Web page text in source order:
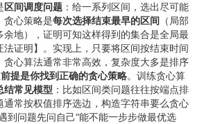
区间调度问题 ：给一系列区间，选出尽可能
贪心策略是每次选择结束最早的区间 （局部
余地），证明可知这样得到的集合是全局最
法证明】。实现上，只要将区间按结束时间
贪心算法通常非常高效，复杂度大多是排序
前提是你找到正确的贪心策略。训练贪心算
结常见模型 ：比如区间类问题往往按端点排
通常按权值排序选边，构造字符串要么贪心
到问题先问自己“能不能一步步做最优选